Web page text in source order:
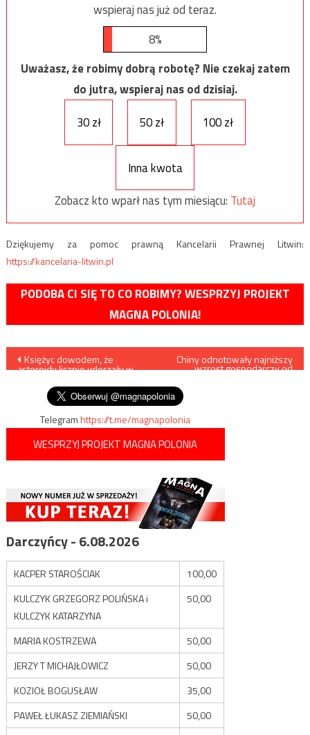
wspieraj nas już od teraz.
8%
Uważasz, że robimy dobrą robotę? Nie czekaj zatem
do jutra, wspieraj nas od dzisiaj.
30 zł
50 zł 100 zł
Inna kwota
Zobacz kto wparł nas tym miesiącu: Tutaj
Dziękujemy za pomoc prawną Kancelarii Prawnej Litwin:
https://kancelaria-litwin.pl
PODOBA CI SIĘ TO CO ROBIMY? WESPRZYJ PROJEKT
MAGNA POLONIA!
Nawigacja
wpisu
Księżyc dowodem, że
asteroidy licznie uderzały w
Chiny odnotowały najniższy
wzrost gospodarczy od
Telegramhttps://t.me/magnapolonia
WESPRZYJ PROJEKT MAGNA POLONIA
Darczyńcy - 6.08.2026
KACPER STAROŚCIAK
100,00
KULCZYK GRZEGORZ POLIŃSKA i
KULCZYK KATARZYNA
50,00
MARIA KOSTRZEWA
50,00
JERZY T MICHAJŁOWICZ
50,00
KOZIOŁ BOGUSŁAW
35,00
PAWEŁ ŁUKASZ ZIEMIAŃSKI
50,00